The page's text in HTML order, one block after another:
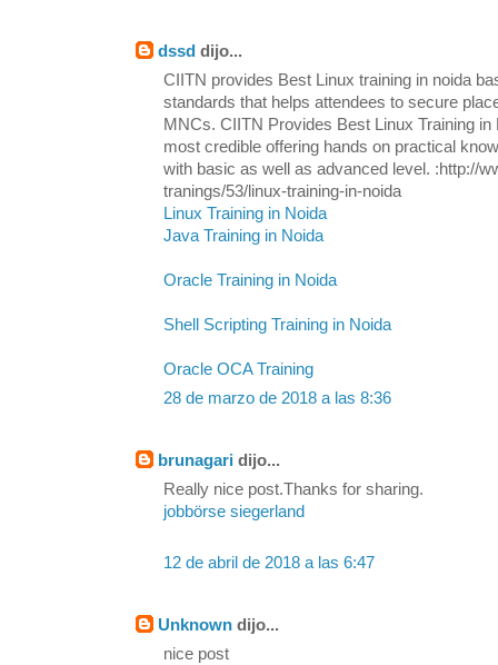
dssd dijo...
CIITN provides Best Linux training in noida
standards that helps attendees to secure
MNCs. CIITN Provides Best Linux Training
most credible offering hands on practical
with basic as well as advanced level. :http://
tranings/53/linux-training-in-noida
Linux Training in Noida
Java Training in Noida
Oracle Training in Noida
Shell Scripting Training in Noida
Oracle OCA Training
28 de marzo de 2018 a las 8:36
brunagari dijo...
Really nice post.Thanks for sharing.
jobbörse siegerland
12 de abril de 2018 a las 6:47
Unknown dijo...
nice post